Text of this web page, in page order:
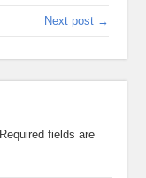
Next post →
Required fields are